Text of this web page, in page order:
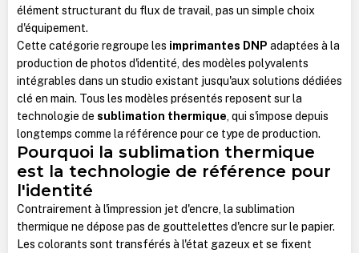
élément structurant du flux de travail, pas un simple choix
d'équipement.
Cette catégorie regroupe les imprimantes DNP adaptées à la
production de photos d'identité, des modèles polyvalents
intégrables dans un studio existant jusqu'aux solutions dédiées
clé en main. Tous les modèles présentés reposent sur la
technologie de sublimation thermique, qui s'impose depuis
longtemps comme la référence pour ce type de production.
Pourquoi la sublimation thermique
est la technologie de référence pour
l'identité
Contrairement à l'impression jet d'encre, la sublimation
thermique ne dépose pas de gouttelettes d'encre sur le papier.
Les colorants sont transférés à l'état gazeux et se fixent